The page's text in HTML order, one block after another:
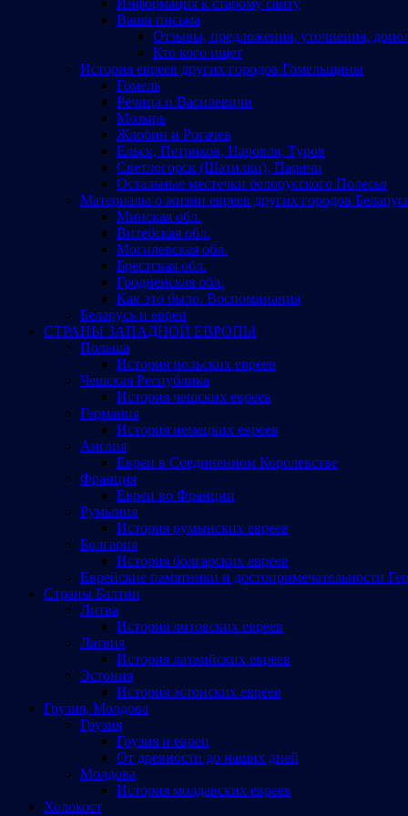
Ваши письма
Отзывы, предложения, уточнения,
Кто кого ищет
История евреев других городов Гомельщины
Гомель
Речица и Василевичи
Мозырь
Жлобин и Рогачев
Ельск, Петриков, Наровля, Туров
Светлогорск (Шатилки), Паричи
Остальные местечки белорусского Полесья
Материалы о жизни евреев других городов
Минская обл.
Витебская обл.
Могилевская обл.
Брестская обл.
Гродненская обл.
Как это было. Воспоминания
Беларусь и евреи
СТРАНЫ ЗАПАДНОЙ ЕВРОПЫ
Польша
История польских евреев
Чешская Республика
История чешских евреев
Германия
История немецких евреев
Англия
Евреи в Соединенном Королевстве
Франция
Евреи во Франции
Румыния
История румынских евреев
Болгария
История болгарских евреев
Еврейские памятники и достопримечательности
Страны Балтии
Литва
История литовских евреев
Латвия
История латвийских евреев
Эстония
История эстонских евреев
Грузия, Молдова
Грузия
Грузия и евреи
От древности до наших дней
Молдова
История молдавских евреев
Холокост